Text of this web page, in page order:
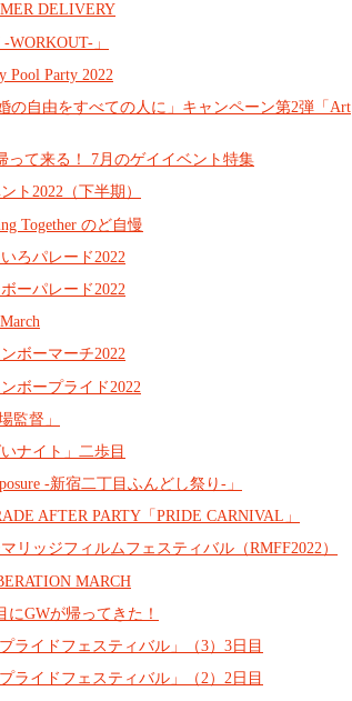
DELIVERY
」
Pool Party 2022
の自由をすべての人に」キャンペーン第2弾「Art
って来る！ 7月のゲイイベント特集
ト2022（下半期）
Together のど自慢
ろパレード2022
ーパレード2022
ボーマーチ2022
ボープライド2022
監督」
ナイト」二歩目
-新宿二丁目ふんどし祭り-」
AFTER PARTY「PRIDE CARNIVAL」
リッジフィルムフェスティバル（RMFF2022）
MARCH
GWが帰ってきた！
ライドフェスティバル」（3）3日目
ライドフェスティバル」（2）2日目